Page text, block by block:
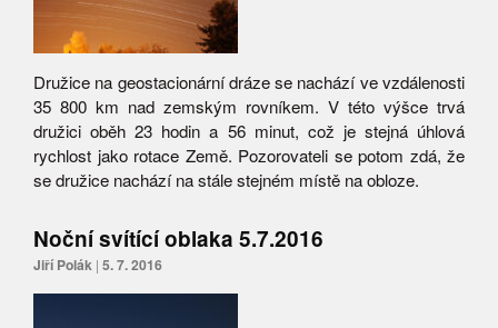
Družice na geostacionární dráze se nachází ve vzdálenosti
35 800 km nad zemským rovníkem. V této výšce trvá
družici oběh 23 hodin a 56 minut, což je stejná úhlová
rychlost jako rotace Země. Pozorovateli se potom zdá, že
se družice nachází na stále stejném místě na obloze.
Noční svítící oblaka 5.7.2016
Jiří Polák | 5. 7. 2016